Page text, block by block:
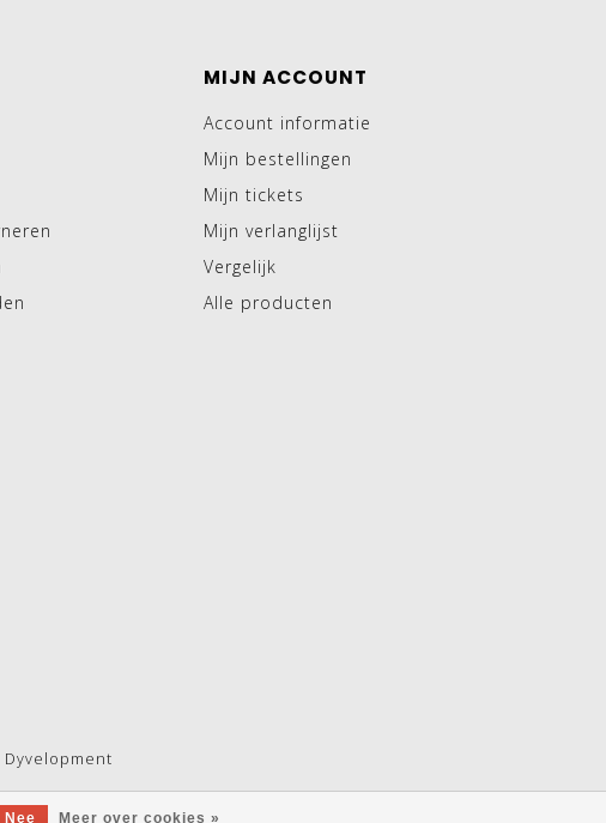
Nee Meer over cookies »
MIJN ACCOUNT
Account informatie
Mijn bestellingen
Mijn tickets
Mijn verlanglijst
Vergelijk
Alle producten
Dyvelopment